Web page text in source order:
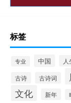
标签
专业 中国 人
古诗 古诗词
文化 新年